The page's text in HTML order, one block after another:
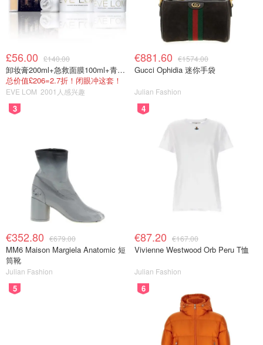
£56.00 £140.00
卸妆膏200ml+急救面膜100ml+青春面霜15ml
总价值£206=2.7折！闭眼冲这套！
EVE LOM 2001人感兴趣
€881.60 €1574.00
Gucci Ophidia 迷你手袋
Julian Fashion
3
€352.80 €679.00
MM6 Maison Margiela Anatomic 短
筒靴
Julian Fashion
4
€87.20 €167.00
Vivienne Westwood Orb Peru T恤
Julian Fashion
5 6